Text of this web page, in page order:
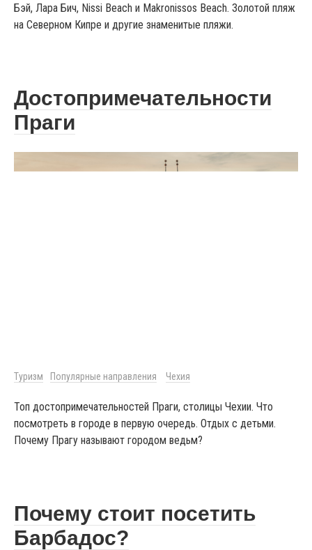
Бэй, Лара Бич, Nissi Beach и Makronissos Beach. Золотой пляж
на Северном Кипре и другие знаменитые пляжи.
Достопримечательности
Праги
Туризм Популярные направления Чехия
Топ достопримечательностей Праги, столицы Чехии. Что
посмотреть в городе в первую очередь. Отдых с детьми.
Почему Прагу называют городом ведьм?
Почему стоит посетить
Барбадос?